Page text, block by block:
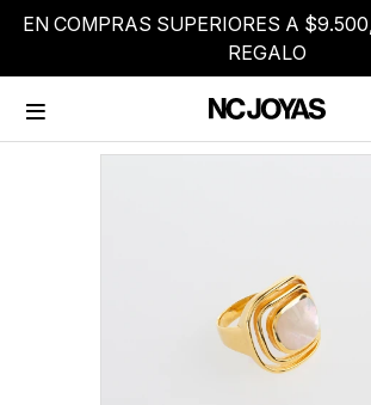
EN COMPRAS SUPERIORES A
REGALO
